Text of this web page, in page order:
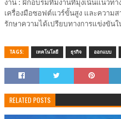
งาน : ฝึกอบรมทีมงานที่มุ่งเน้นแนวท
เครื่องมือซอฟต์แวร์ขั้นสูง และความ
รักษาความได้เปรียบทางการแข่งขัน
TAGS: เทคโนโลยี ธุรกิจ ออกแบบ
RELATED POSTS